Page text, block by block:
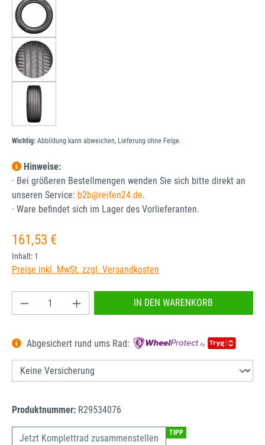
Wichtig: Abbildung kann abweichen, Lieferung ohne Felge.
Hinweise:
· Bei größeren Bestellmengen wenden Sie sich bitte direkt an
unseren Service: b2b@reifen24.de.
· Ware befindet sich im Lager des Vorlieferanten.
Regulärer Preis:
161,53 €
Inhalt: 1
Preise inkl. MwSt. zzgl. Versandkosten
Produkt Anzahl: Gib den gewünschten Wert
IN DEN WARENKORB
Abgesichert rund ums Rad:
Produktnummer: R29534076
Jetzt Komplettrad zusammenstellen TIPP